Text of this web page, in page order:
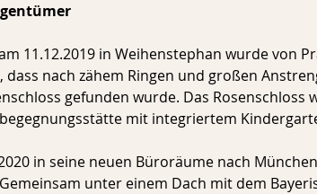
11.12.2019 in Weihenstephan wurde von
dass nach zähem Ringen und großen
gefunden wurde. Das Rosenschloss
mit integriertem
in seine neuen Büroräume nach
unter einem Dach mit dem